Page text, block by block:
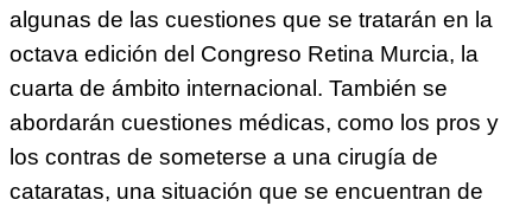
algunas de las cuestiones que se tratarán en la
octava edición del Congreso Retina Murcia, la
cuarta de ámbito internacional. También se
abordarán cuestiones médicas, como los pros y
los contras de someterse a una cirugía de
cataratas, una situación que se encuentran de